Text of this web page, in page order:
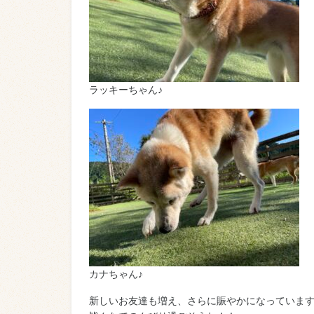
ラッキーちゃん♪
カナちゃん♪
新しいお友達も増え、さらに賑やかになっていま